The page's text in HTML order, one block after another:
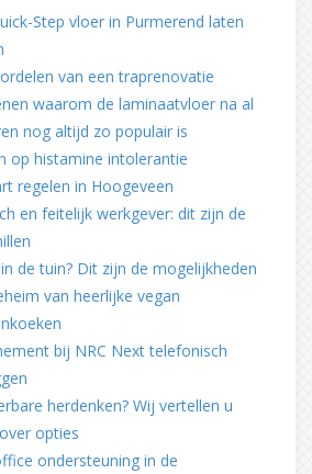
Step vloer in Purmerend laten
van een traprenovatie
waarom de laminaatvloer na al
nog altijd zo populair is
op histamine intolerantie
regelen in Hoogeveen
en feitelijk werkgever: dit zijn de
de tuin? Dit zijn de mogelijkheden
van heerlijke vegan
bij NRC Next telefonisch
herdenken? Wij vertellen u
opties
ondersteuning in de